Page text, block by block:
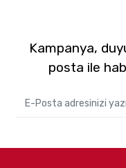
Kampanya,
posta ile